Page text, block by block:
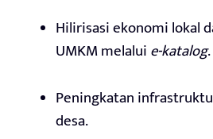
Hilirisasi ekonomi lokal
UMKM melaluie-katalog.
Peningkatan
desa.